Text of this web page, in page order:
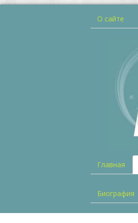
О сайте
Главная
Биография